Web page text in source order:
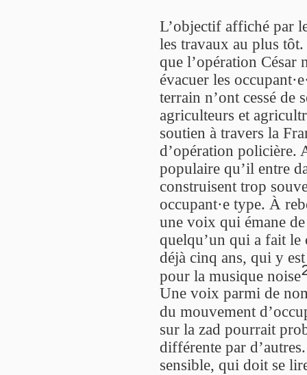
L’objectif affiché par
les travaux au plus
que l’opération César
évacuer les
terrain n’ont cessé de
agriculteurs et
soutien à travers la
d’opération policière.
populaire qu’il entre
construisent trop
occupant·e type. À
une voix qui émane
quelqu’un qui a fait
déjà cinq ans, qui y
pour la musique noise
Une voix parmi de
du mouvement
sur la zad pourrait
différente par
sensible, qui doit se